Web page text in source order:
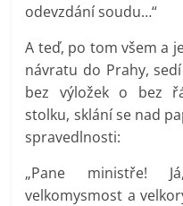
odevzdání soudu…“
A teď, po tom všem a
návratu do Prahy,
bez výložek o bez
stolku, sklání se nad
spravedlnosti:
„Pane ministře!
velkomysmost a